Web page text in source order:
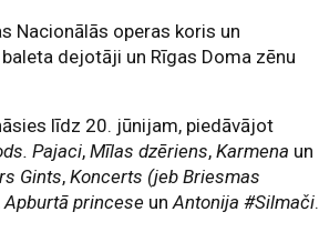
Nacionālās operas koris un
dejotāji un Rīgas Doma zēnu
līdz 20. jūnijam, piedāvājot
Pajaci,Mīlas dzēriens,Karmena un
Gints,Koncerts (jeb Briesmas
Apburtā princese unAntonija #Silmači.